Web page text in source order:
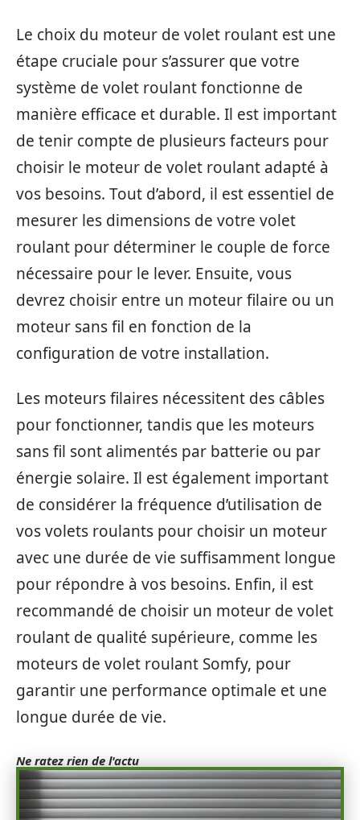
Le choix du moteur de volet roulant est une
étape cruciale pour s’assurer que votre
système de volet roulant fonctionne de
manière efficace et durable. Il est important
de tenir compte de plusieurs facteurs pour
choisir le moteur de volet roulant adapté à
vos besoins. Tout d’abord, il est essentiel de
mesurer les dimensions de votre volet
roulant pour déterminer le couple de force
nécessaire pour le lever. Ensuite, vous
devrez choisir entre un moteur filaire ou un
moteur sans fil en fonction de la
configuration de votre installation.
Les moteurs filaires nécessitent des câbles
pour fonctionner, tandis que les moteurs
sans fil sont alimentés par batterie ou par
énergie solaire. Il est également important
de considérer la fréquence d’utilisation de
vos volets roulants pour choisir un moteur
avec une durée de vie suffisamment longue
pour répondre à vos besoins. Enfin, il est
recommandé de choisir un moteur de volet
roulant de qualité supérieure, comme les
moteurs de volet roulant Somfy, pour
garantir une performance optimale et une
longue durée de vie.
Ne ratez rien de l'actu